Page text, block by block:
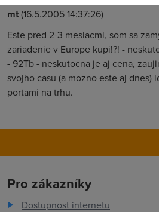
mt(16.5.2005 14:37:26)
Este pred 2-3 mesiacmi, som sa
zariadenie v Europe kupi!?! -
- 92Tb - neskutocna je aj cena,
svojho casu (a mozno este aj dnes)
portami na trhu.
Pro zákazníky
Dostupnost internetu